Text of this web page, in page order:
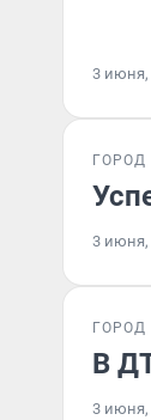
3 июня,
ГОРОД
3 июня,
ГОРОД
В
3 июня,